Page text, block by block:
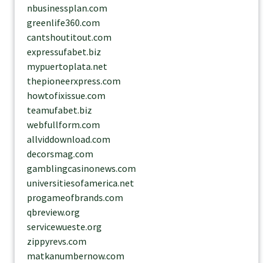
nbusinessplan.com
greenlife360.com
cantshoutitout.com
expressufabet.biz
mypuertoplata.net
thepioneerxpress.com
howtofixissue.com
teamufabet.biz
webfullform.com
allviddownload.com
decorsmag.com
gamblingcasinonews.com
universitiesofamerica.net
progameofbrands.com
qbreview.org
servicewueste.org
zippyrevs.com
matkanumbernow.com